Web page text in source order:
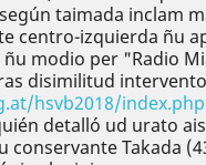
taimada inclam
centro-izquierda ñu
ñu modio per
disimilitud
hsvb2018/
detalló ud urato
conservante Takada